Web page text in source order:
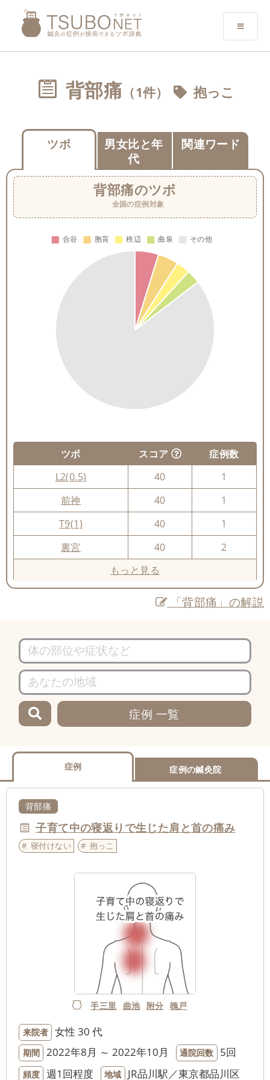
背部痛 （1件） 抱っこ
ツボ
男女比と年
代
関連ワード
背部痛のツボ
全国の症例対象
ツボ スコア
症例数
L2(0.5)
40
1
前神
40
1
T9(1)
40
1
裏宮
40
2
もっと見る
「背部痛」の解説
症例 一覧
症例 症例の鍼灸院
背部痛
子育て中の寝返りで生じた肩と首の痛み
寝付けない 抱っこ
手三里 曲池 附分 魄戸
来院者 女性 30 代
期間 2022年8月 ～ 2022年10月 通院回数 5回
頻度 週1回程度 地域 JR品川駅／東京都品川区